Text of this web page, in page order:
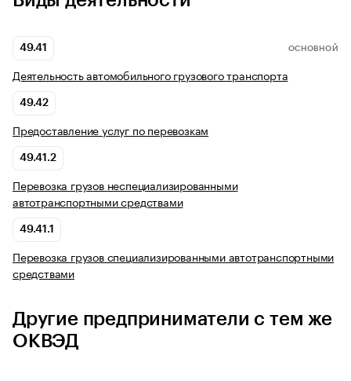
49.41 ОСНОВНОЙ
Деятельность автомобильного грузового транспорта
49.42
Предоставление услуг по перевозкам
49.41.2
Перевозка грузов неспециализированными
автотранспортными средствами
49.41.1
Перевозка грузов специализированными автотранспортными
средствами
Другие предприниматели с тем же
ОКВЭД